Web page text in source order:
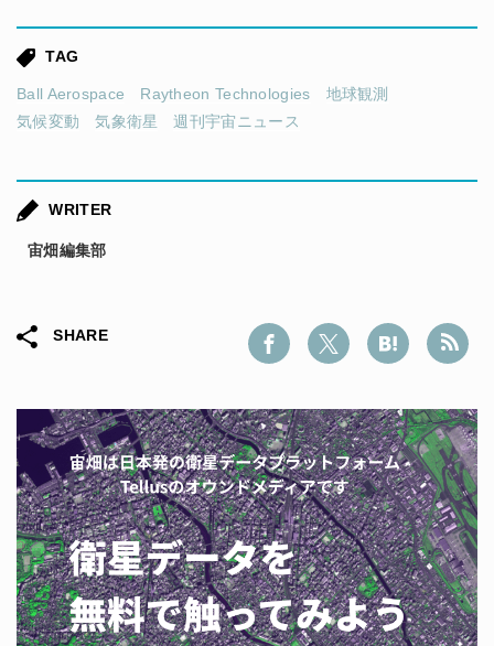
TAG
Ball Aerospace Raytheon Technologies
地球観測
気候変動
気象衛星 週刊宇宙ニュース
WRITER
宙畑編集部
SHARE